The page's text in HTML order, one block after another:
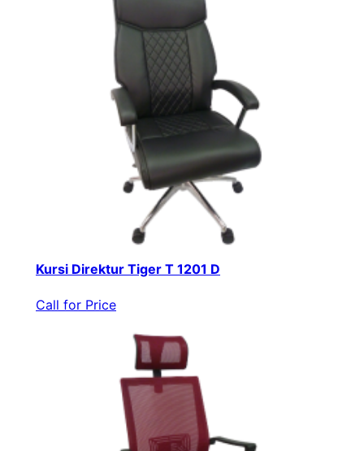
Kursi Direktur Tiger T 1201 D
Call for Price